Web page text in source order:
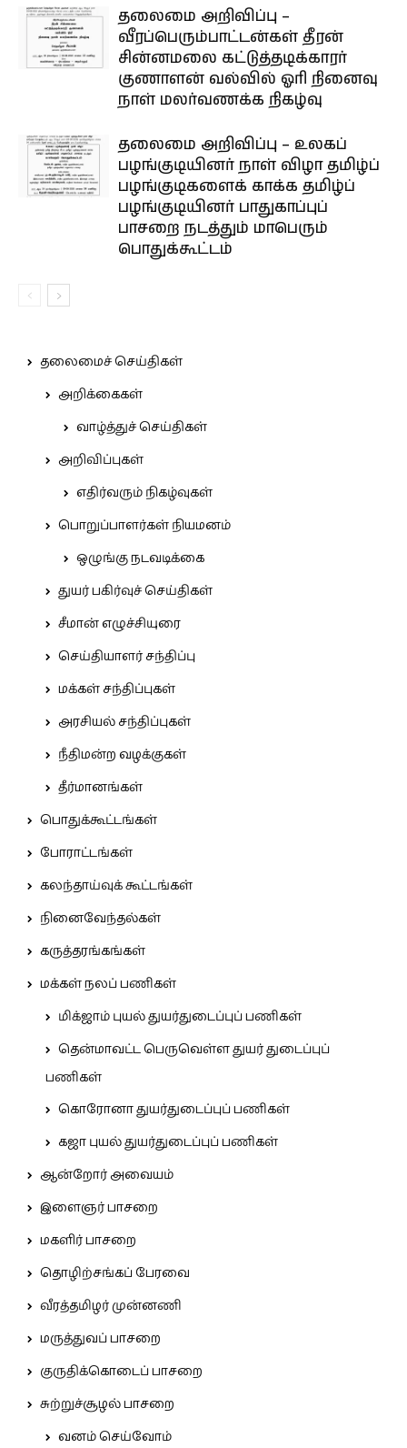
தலைமை அறிவிப்பு –
வீரப்பெரும்பாட்டன்கள் தீரன்
சின்னமலை கட்டுத்தடிக்காரர்
குணாளன் வல்வில் ஓரி நினைவு
நாள் மலர்வணக்க நிகழ்வு
தலைமை அறிவிப்பு – உலகப்
பழங்குடியினர் நாள் விழா தமிழ்ப்
பழங்குடிகளைக் காக்க தமிழ்ப்
பழங்குடியினர் பாதுகாப்புப்
பாசறை நடத்தும் மாபெரும்
பொதுக்கூட்டம்
தலைமைச் செய்திகள்
அறிக்கைகள்
வாழ்த்துச் செய்திகள்
அறிவிப்புகள்
எதிர்வரும் நிகழ்வுகள்
பொறுப்பாளர்கள் நியமனம்
ஒழுங்கு நடவடிக்கை
துயர் பகிர்வுச் செய்திகள்
சீமான் எழுச்சியுரை
செய்தியாளர் சந்திப்பு
மக்கள் சந்திப்புகள்
அரசியல் சந்திப்புகள்
நீதிமன்ற வழக்குகள்
தீர்மானங்கள்
பொதுக்கூட்டங்கள்
போராட்டங்கள்
கலந்தாய்வுக் கூட்டங்கள்
நினைவேந்தல்கள்
கருத்தரங்கங்கள்
மக்கள் நலப் பணிகள்
மிக்ஜாம் புயல் துயர்துடைப்புப் பணிகள்
தென்மாவட்ட பெருவெள்ள துயர் துடைப்புப்
பணிகள்
கொரோனா துயர்துடைப்புப் பணிகள்
கஜா புயல் துயர்துடைப்புப் பணிகள்
ஆன்றோர் அவையம்
இளைஞர் பாசறை
மகளிர் பாசறை
தொழிற்சங்கப் பேரவை
வீரத்தமிழர் முன்னணி
மருத்துவப் பாசறை
குருதிக்கொடைப் பாசறை
சுற்றுச்சூழல் பாசறை
வனம் செய்வோம்